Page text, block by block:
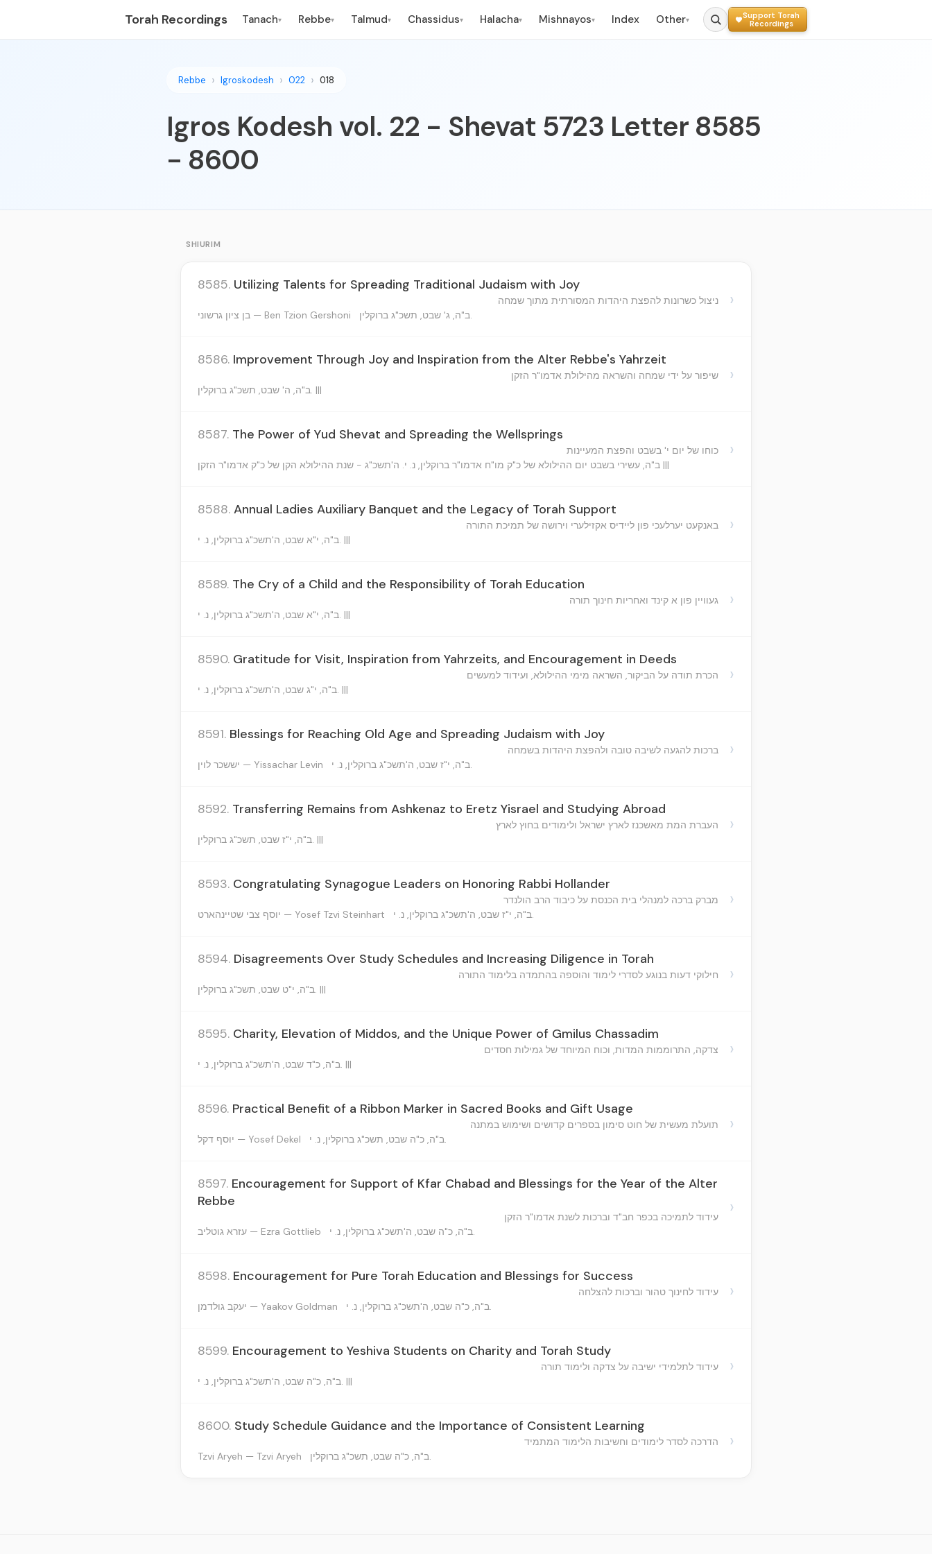
Torah Recordings Tanach▾ Rebbe▾ Talmud▾ Chassidus▾ Halacha▾ Mishnayos▾ Index Other▾
Support Torah
Recordings
Rebbe Igroskodesh 022 018
Igros Kodesh vol. 22 - Shevat 5723 Letter 8585
- 8600
SHIURIM
8585. Utilizing Talents for Spreading Traditional Judaism with Joy
ניצול כשרונות להפצת היהדות המסורתית מתוך שמחה
בן ציון גרשוני — Ben Tzion Gershoni
ב"ה, ג' שבט, תשכ"ג ברוקלין.
›
8586. Improvement Through Joy and Inspiration from the Alter Rebbe's Yahrzeit
שיפור על ידי שמחה והשראה מהילולת אדמו"ר הזקן
ב"ה, ה' שבט, תשכ"ג ברוקלין. |||
›
8587. The Power of Yud Shevat and Spreading the Wellsprings
כוחו של יום י' בשבט והפצת המעיינות
ב"ה, עשירי בשבט יום ההילולא של כ"ק מו"ח אדמו"ר ברוקלין, נ. י. ה'תשכ"ג - שנת ההילולא הקן של כ"ק אדמו"ר הזקן |||
›
8588. Annual Ladies Auxiliary Banquet and the Legacy of Torah Support
באנקעט יערלעכי פון ליידיס אקזילערי וירושה של תמיכת התורה
ב"ה, י"א שבט, ה'תשכ"ג ברוקלין, נ. י. |||
›
8589. The Cry of a Child and the Responsibility of Torah Education
געוויין פון א קינד ואחריות חינוך תורה
ב"ה, י"א שבט, ה'תשכ"ג ברוקלין, נ. י. |||
›
8590. Gratitude for Visit, Inspiration from Yahrzeits, and Encouragement in Deeds
הכרת תודה על הביקור, השראה מימי ההילולא, ועידוד למעשים
ב"ה, י"ג שבט, ה'תשכ"ג ברוקלין, נ. י. |||
›
8591. Blessings for Reaching Old Age and Spreading Judaism with Joy
ברכות להגעה לשיבה טובה ולהפצת היהדות בשמחה
יששכר לוין — Yissachar Levin
ב"ה, י"ז שבט, ה'תשכ"ג ברוקלין, נ. י.
›
8592. Transferring Remains from Ashkenaz to Eretz Yisrael and Studying Abroad
העברת המת מאשכנז לארץ ישראל ולימודים בחוץ לארץ
ב"ה, י"ז שבט, תשכ"ג ברוקלין. |||
›
8593. Congratulating Synagogue Leaders on Honoring Rabbi Hollander
מברק ברכה למנהלי בית הכנסת על כיבוד הרב הולנדר
יוסף צבי שטיינהארט — Yosef Tzvi Steinhart
ב"ה, י"ז שבט, ה'תשכ"ג ברוקלין, נ. י.
›
8594. Disagreements Over Study Schedules and Increasing Diligence in Torah
חילוקי דעות בנוגע לסדרי לימוד והוספה בהתמדה בלימוד התורה
ב"ה, י"ט שבט, תשכ"ג ברוקלין. |||
›
8595. Charity, Elevation of Middos, and the Unique Power of Gmilus Chassadim
צדקה, התרוממות המדות, וכוח המיוחד של גמילות חסדים
ב"ה, כ"ד שבט, ה'תשכ"ג ברוקלין, נ. י. |||
›
8596. Practical Benefit of a Ribbon Marker in Sacred Books and Gift Usage
תועלת מעשית של חוט סימון בספרים קדושים ושימוש במתנה
יוסף דקל — Yosef Dekel
ב"ה, כ"ה שבט, תשכ"ג ברוקלין, נ. י.
›
8597. Encouragement for Support of Kfar Chabad and Blessings for the Year of the Alter
Rebbe
עידוד לתמיכה בכפר חב"ד וברכות לשנת אדמו"ר הזקן
עזרא גוטליב — Ezra Gottlieb
ב"ה, כ"ה שבט, ה'תשכ"ג ברוקלין, נ. י.
›
8598. Encouragement for Pure Torah Education and Blessings for Success
עידוד לחינוך טהור וברכות להצלחה
יעקב גולדמן — Yaakov Goldman
ב"ה, כ"ה שבט, ה'תשכ"ג ברוקלין, נ. י.
›
8599. Encouragement to Yeshiva Students on Charity and Torah Study
עידוד לתלמידי ישיבה על צדקה ולימוד תורה
ב"ה, כ"ה שבט, ה'תשכ"ג ברוקלין, נ. י. |||
›
8600. Study Schedule Guidance and the Importance of Consistent Learning
הדרכה לסדר לימודים וחשיבות הלימוד המתמיד
Tzvi Aryeh — Tzvi Aryeh
ב"ה, כ"ה שבט, תשכ"ג ברוקלין.
›